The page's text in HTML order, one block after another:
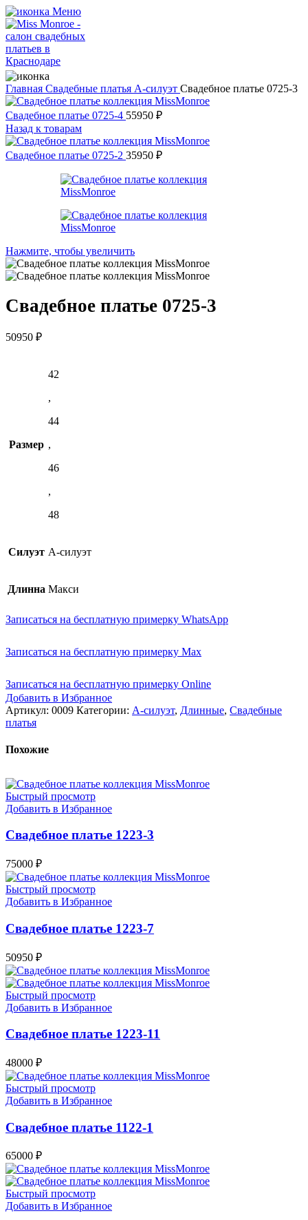
Меню
Главная Свадебные платья А-силуэт Свадебное платье 0725-3
Свадебное платье 0725-4 55950 ₽
Назад к товарам
Свадебное платье 0725-2 35950 ₽
Нажмите, чтобы увеличить
Свадебное платье 0725-3
50950 ₽
Размер
42
,
44
,
46
,
48
Силуэт А-силуэт
Длинна Макси
Записаться на бесплатную примерку WhatsApp
Записаться на бесплатную примерку Max
Записаться на бесплатную примерку Online
Добавить в Избранное
Артикул: 0009 Категории: А-силуэт, Длинные, Свадебные
платья
Похожие
Быстрый просмотр
Добавить в Избранное
Свадебное платье 1223-3
75000 ₽
Быстрый просмотр
Добавить в Избранное
Свадебное платье 1223-7
50950 ₽
Быстрый просмотр
Добавить в Избранное
Свадебное платье 1223-11
48000 ₽
Быстрый просмотр
Добавить в Избранное
Свадебное платье 1122-1
65000 ₽
Быстрый просмотр
Добавить в Избранное